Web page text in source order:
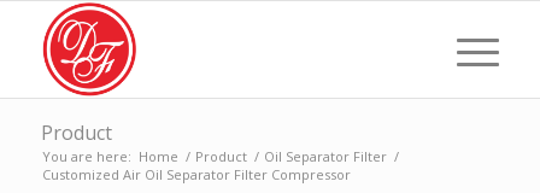
Product
You are here: Home / Product / Oil Separator Filter /
Customized Air Oil Separator Filter Compressor